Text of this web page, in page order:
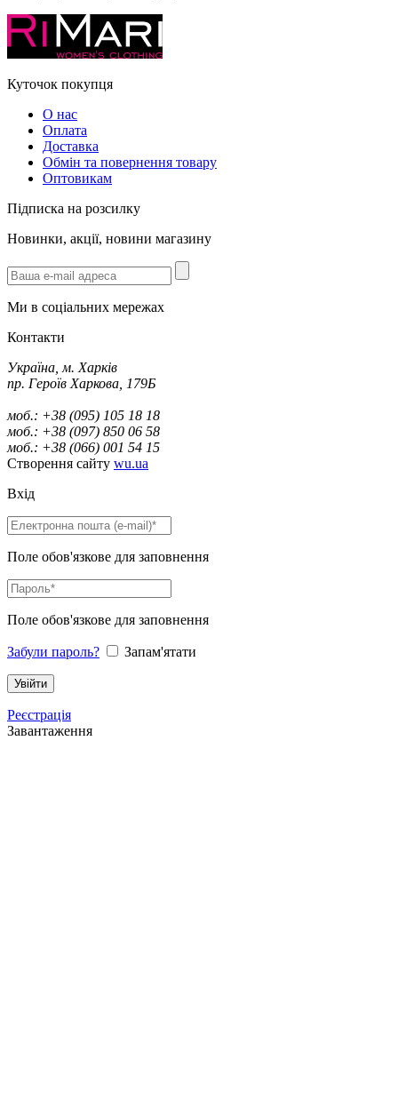
Куточок покупця
О нас
Оплата
Доставка
Обмін та повернення товару
Оптовикам
Підписка на розсилку
Новинки, акції, новини магазину
Ми в соціальних мережах
Контакти
Україна, м. Харків
пр. Героїв Харкова, 179Б
моб.: +38 (095) 105 18 18
моб.: +38 (097) 850 06 58
моб.: +38 (066) 001 54 15
Створення сайту wu.ua
Вхід
Поле обов'язкове для заповнення
Поле обов'язкове для заповнення
Забули пароль? Запам'ятати
Реєстрація
Завантаження